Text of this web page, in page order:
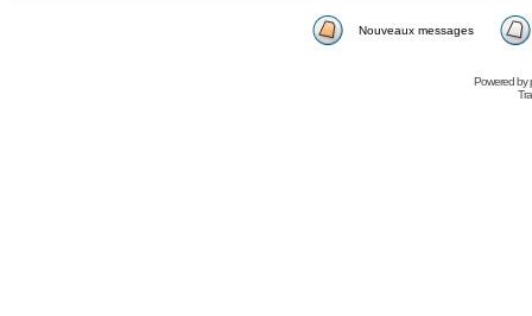
Nouveaux messages
Powered by